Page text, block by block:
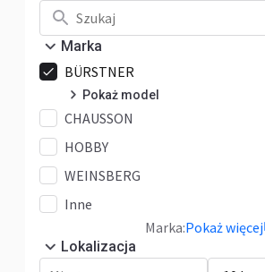
Marka
BÜRSTNER
Pokaż model
Averso
Campeo
Copa
Elegance
Lyseo
CHAUSSON
HOBBY
WEINSBERG
Inne
Marka:Pokaż więcej
Lokalizacja